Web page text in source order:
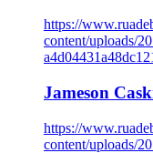
https://
content/uploads/
Jameson
https://
content/uploads/